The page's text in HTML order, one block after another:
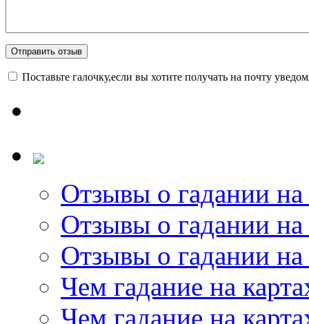
Поставьте галочку,если вы хотите получать на почту
Отзывы о гадании на
Отзывы о гадании на
Отзывы о гадании на
Чем гадание на
Чем гадание на